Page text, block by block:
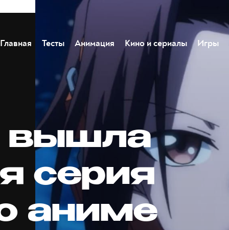
Главная Тесты Анимация Кино и сериалы Игры
вышла
серия
аниме